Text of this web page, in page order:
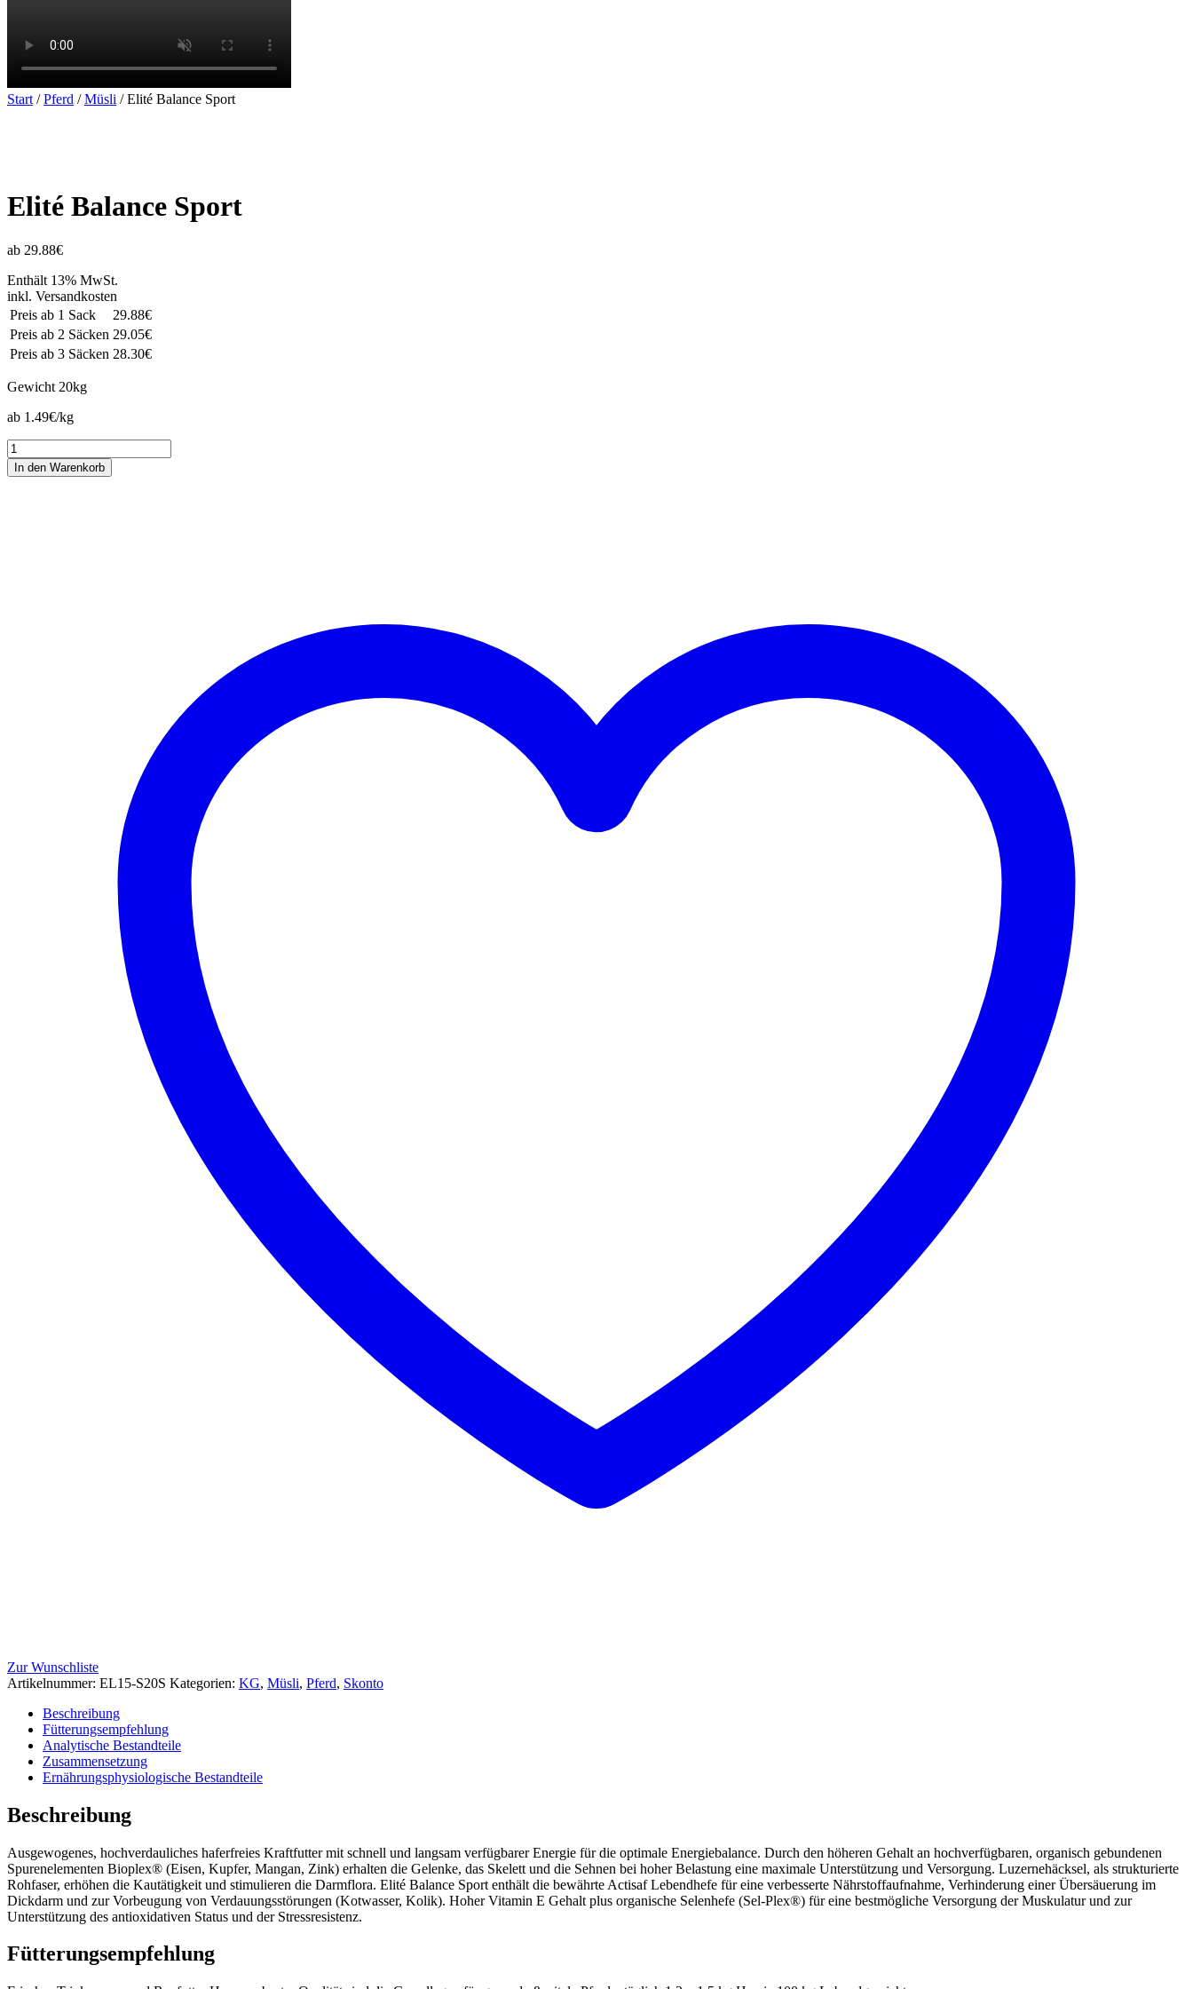
Start /Pferd /Müsli / Elité Balance Sport
Elité Balance Sport
ab 29.88€
Enthält 13% MwSt.
inkl. Versandkosten
Preis ab 1 Sack
29.88€
Preis ab 2 Säcken 29.05€
Preis ab 3 Säcken 28.30€
Gewicht 20kg
ab 1.49€/kg
Elité
Balance
Sport
In den Warenkorb
Zur Wunschliste
Artikelnummer: EL15-S20S Kategorien: KG, Müsli, Pferd, Skonto
Beschreibung
Fütterungsempfehlung
Analytische Bestandteile
Zusammensetzung
Ernährungsphysiologische Bestandteile
Beschreibung
Ausgewogenes, hochverdauliches haferfreies Kraftfutter mit schnell und langsam verfügbarer Energie für die optimale Energiebalance. Durch den höheren Gehalt an hochverfügbaren, organisch gebundenen
Spurenelementen Bioplex® (Eisen, Kupfer, Mangan, Zink) erhalten die Gelenke, das Skelett und die Sehnen bei hoher Belastung eine maximale Unterstützung und Versorgung. Luzernehäcksel, als strukturierte
Rohfaser, erhöhen die Kautätigkeit und stimulieren die Darmflora. Elité Balance Sport enthält die bewährte Actisaf Lebendhefe für eine verbesserte Nährstoffaufnahme, Verhinderung einer Übersäuerung im
Dickdarm und zur Vorbeugung von Verdauungsstörungen (Kotwasser, Kolik). Hoher Vitamin E Gehalt plus organische Selenhefe (Sel-Plex®) für eine bestmögliche Versorgung der Muskulatur und zur
Unterstützung des antioxidativen Status und der Stressresistenz.
Fütterungsempfehlung